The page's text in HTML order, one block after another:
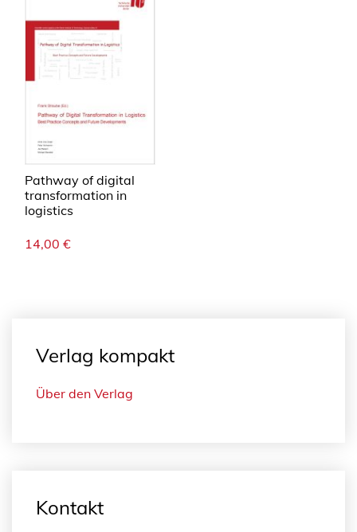
Pathway of digital
transformation in
logistics
14,00 €
Verlag kompakt
Über den Verlag
Kontakt